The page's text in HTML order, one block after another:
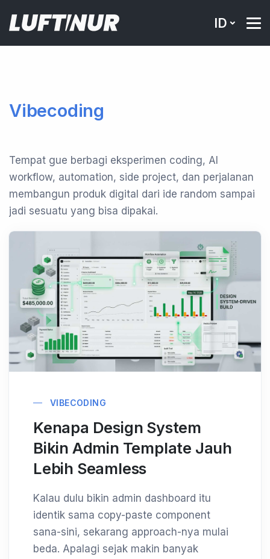
ID
Vibecoding
Tempat gue berbagi eksperimen coding, AI
workflow, automation, side project, dan perjalanan
membangun produk digital dari ide random sampai
jadi sesuatu yang bisa dipakai.
VIBECODING
Kenapa Design System
Bikin Admin Template Jauh
Lebih Seamless
Kalau dulu bikin admin dashboard itu
identik sama copy-paste component
sana-sini, sekarang approach-nya mulai
beda. Apalagi sejak makin banyak